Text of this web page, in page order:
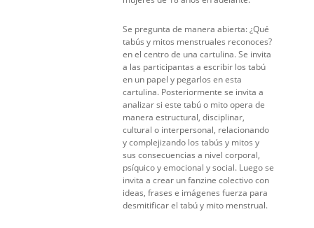
Se pregunta de manera abierta: ¿Qué
tabús y mitos menstruales reconoces?
en el centro de una cartulina. Se invita
a las participantas a escribir los tabú
en un papel y pegarlos en esta
cartulina. Posteriormente se invita a
analizar si este tabú o mito opera de
manera estructural, disciplinar,
cultural o interpersonal, relacionando
y complejizando los tabús y mitos y
sus consecuencias a nivel corporal,
psíquico y emocional y social. Luego se
invita a crear un fanzine colectivo con
ideas, frases e imágenes fuerza para
desmitificar el tabú y mito menstrual.